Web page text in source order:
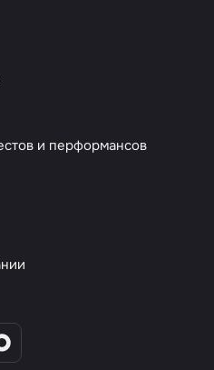
и перформансов